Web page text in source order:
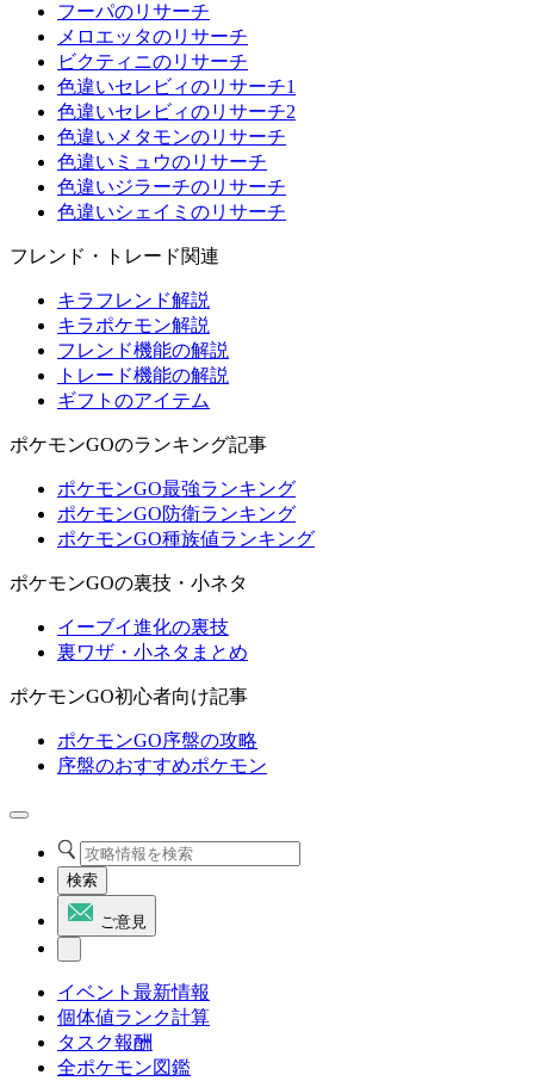
フーパのリサーチ
メロエッタのリサーチ
ビクティニのリサーチ
色違いセレビィのリサーチ1
色違いセレビィのリサーチ2
色違いメタモンのリサーチ
色違いミュウのリサーチ
色違いジラーチのリサーチ
色違いシェイミのリサーチ
フレンド・トレード関連
キラフレンド解説
キラポケモン解説
フレンド機能の解説
トレード機能の解説
ギフトのアイテム
ポケモンGOのランキング記事
ポケモンGO最強ランキング
ポケモンGO防衛ランキング
ポケモンGO種族値ランキング
ポケモンGOの裏技・小ネタ
イーブイ進化の裏技
裏ワザ・小ネタまとめ
ポケモンGO初心者向け記事
ポケモンGO序盤の攻略
序盤のおすすめポケモン
検索
ご意見
イベント最新情報
個体値ランク計算
タスク報酬
全ポケモン図鑑